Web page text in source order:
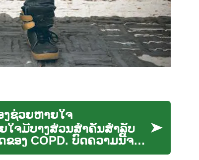
ງຊ່ວຍຫາຍໃຈ
ໃຈມີບາງສ່ວນສໍາຄັນສໍາລັບ
ອງ COPD. ບົດຄວາມນີ້ຈະ